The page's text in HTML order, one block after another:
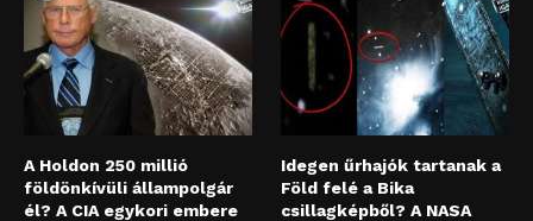
A Holdon 250 millió
földönkívüli állampolgár
él? A CIA egykori embere
Idegen űrhajók tartanak a
Föld felé a Bika
csillagképből? A NASA